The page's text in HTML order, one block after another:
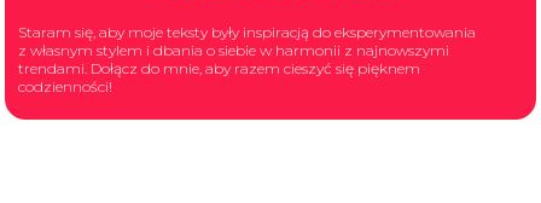
Staram się, aby moje teksty były inspiracją do eksperymentowania
z własnym stylem i dbania o siebie w harmonii z najnowszymi
trendami. Dołącz do mnie, aby razem cieszyć się pięknem
codzienności!